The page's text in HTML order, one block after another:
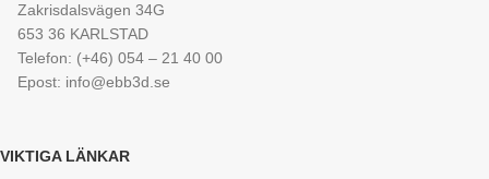
Zakrisdalsvägen 34G
653 36 KARLSTAD
Telefon: (+46) 054 – 21 40 00
Epost: info@ebb3d.se
VIKTIGA LÄNKAR